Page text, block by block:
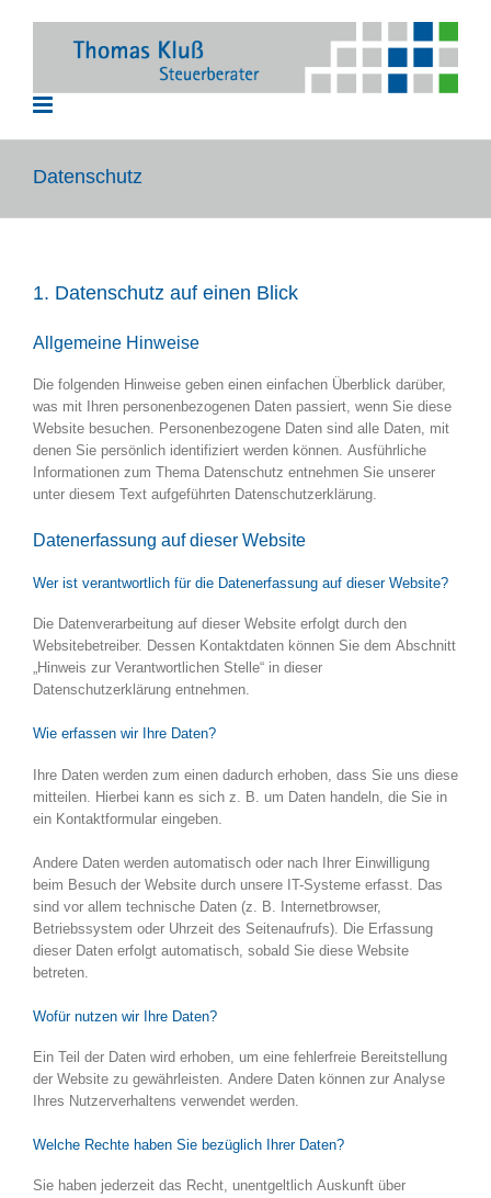
Datenschutz
1. Datenschutz auf einen Blick
Allgemeine Hinweise
Die folgenden Hinweise geben einen einfachen Überblick darüber,
was mit Ihren personenbezogenen Daten passiert, wenn Sie diese
Website besuchen. Personenbezogene Daten sind alle Daten, mit
denen Sie persönlich identifiziert werden können. Ausführliche
Informationen zum Thema Datenschutz entnehmen Sie unserer
unter diesem Text aufgeführten Datenschutzerklärung.
Datenerfassung auf dieser Website
Wer ist verantwortlich für die Datenerfassung auf dieser Website?
Die Datenverarbeitung auf dieser Website erfolgt durch den
Websitebetreiber. Dessen Kontaktdaten können Sie dem Abschnitt
„Hinweis zur Verantwortlichen Stelle“ in dieser
Datenschutzerklärung entnehmen.
Wie erfassen wir Ihre Daten?
Ihre Daten werden zum einen dadurch erhoben, dass Sie uns diese
mitteilen. Hierbei kann es sich z. B. um Daten handeln, die Sie in
ein Kontaktformular eingeben.
Andere Daten werden automatisch oder nach Ihrer Einwilligung
beim Besuch der Website durch unsere IT-Systeme erfasst. Das
sind vor allem technische Daten (z. B. Internetbrowser,
Betriebssystem oder Uhrzeit des Seitenaufrufs). Die Erfassung
dieser Daten erfolgt automatisch, sobald Sie diese Website
betreten.
Wofür nutzen wir Ihre Daten?
Ein Teil der Daten wird erhoben, um eine fehlerfreie Bereitstellung
der Website zu gewährleisten. Andere Daten können zur Analyse
Ihres Nutzerverhaltens verwendet werden.
Welche Rechte haben Sie bezüglich Ihrer Daten?
Sie haben jederzeit das Recht, unentgeltlich Auskunft über